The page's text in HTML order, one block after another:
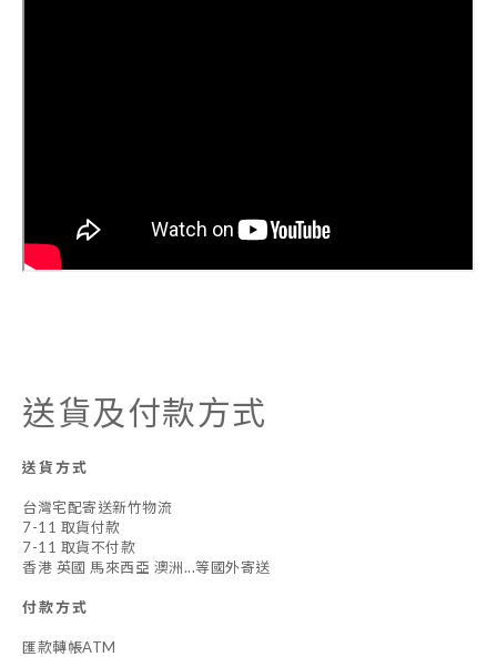
送貨及付款方式
送貨方式
台灣宅配寄送新竹物流
7-11 取貨付款
7-11 取貨不付款
香港 英國 馬來西亞 澳洲...等國外寄送
付款方式
匯款轉帳ATM